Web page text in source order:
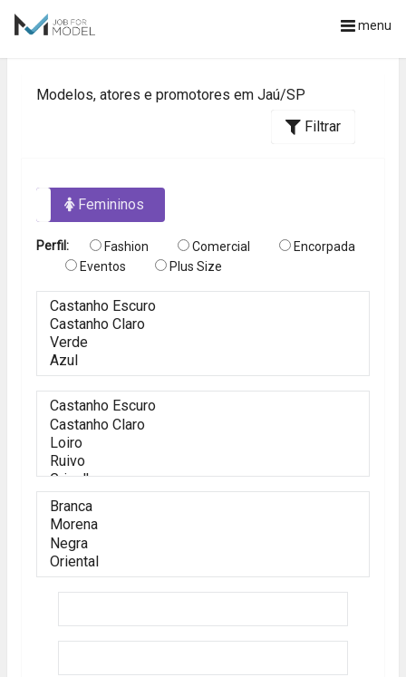
menu
Modelos, atores e promotores em Jaú/SP
Filtrar
Femininos
Perfil: Fashion Comercial
Encorpada
Eventos
Plus Size